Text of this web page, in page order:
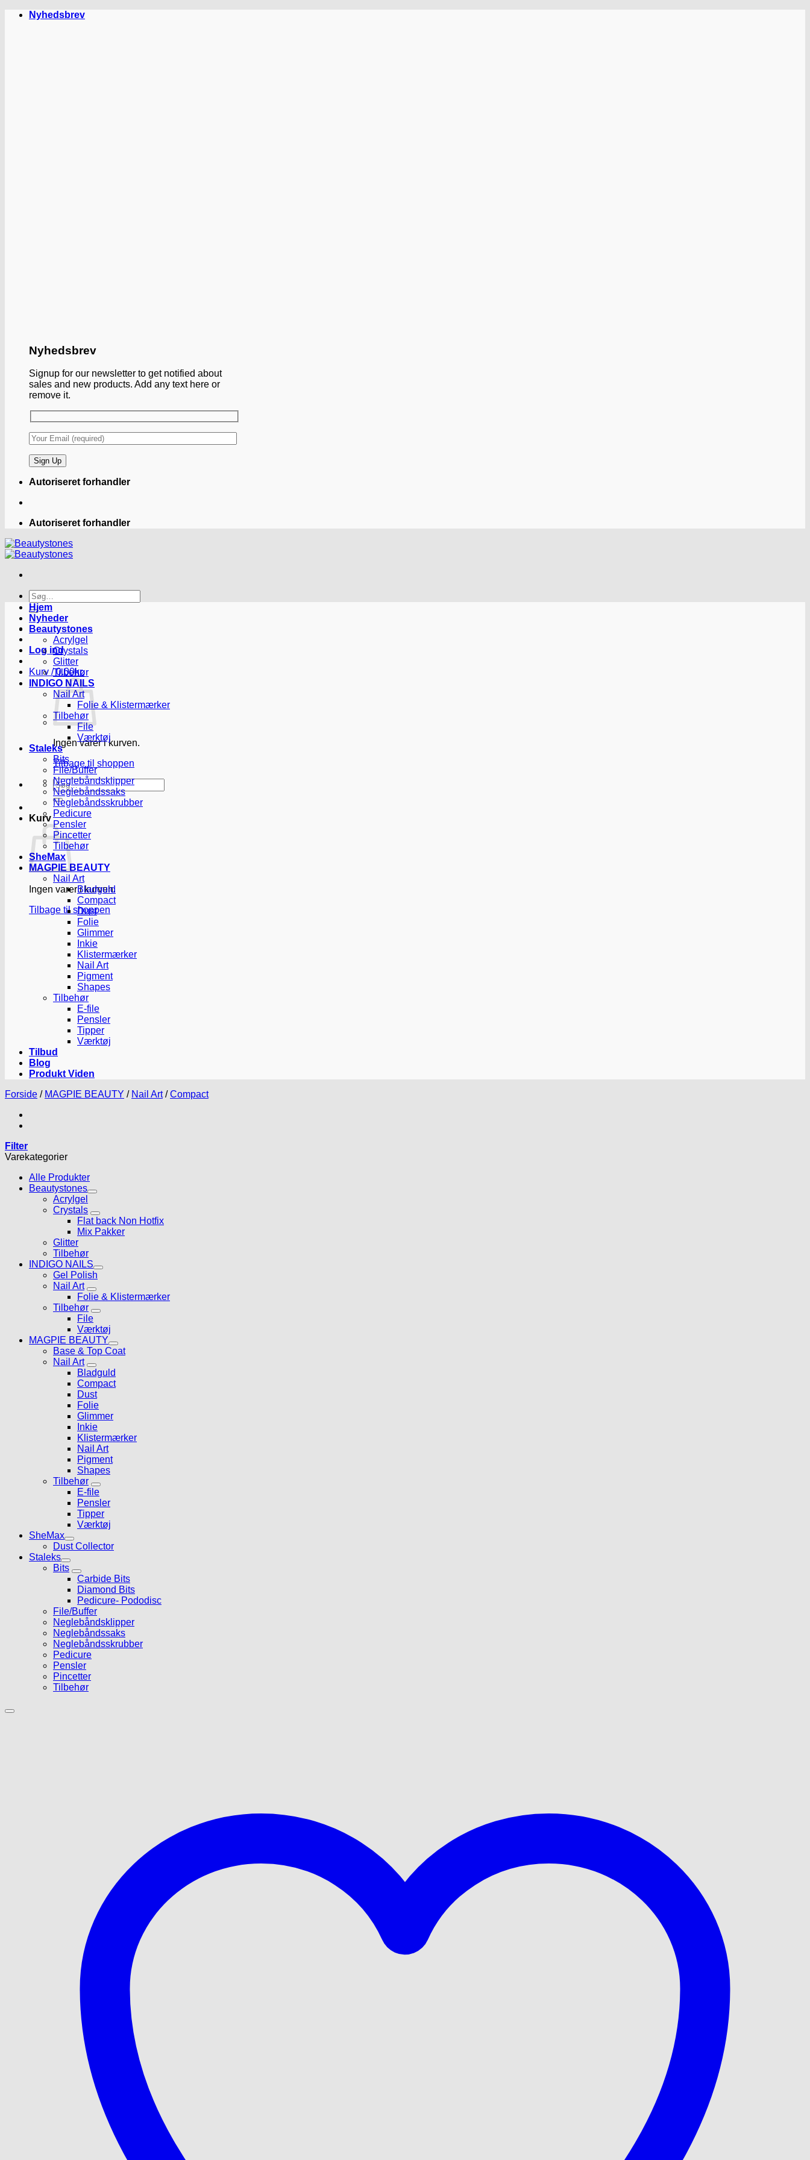
FortsætNyhedsbrev
Nyhedsbrev
Signup for our newsletter to get notified about
sales and new products. Add any text here or
remove it.
Autoriseret forhandler
Autoriseret forhandler
Søg
efter:
Log ind
Kurv /0.00kr.
Ingen varer i kurven.
Tilbage til shoppen
Søg
efter:
Kurv
Ingen varer i kurven.
Tilbage til shoppen
Hjem
Nyheder
Beautystones
Acrylgel
Crystals
Glitter
Tilbehør
INDIGO NAILS
Nail Art
Folie & Klistermærker
Tilbehør
File
Værktøj
Staleks
Bits
File/Buffer
Neglebåndsklipper
Neglebåndssaks
Neglebåndsskrubber
Pedicure
Pensler
Pincetter
Tilbehør
SheMax
MAGPIE BEAUTY
Nail Art
Bladguld
Compact
Dust
Folie
Glimmer
Inkie
Klistermærker
Nail Art
Pigment
Shapes
Tilbehør
E-file
Pensler
Tipper
Værktøj
Tilbud
Blog
Produkt Viden
Forside / MAGPIE BEAUTY / Nail Art / Compact
Filter
Varekategorier
Alle Produkter
Beautystones
Acrylgel
Crystals
Flat back Non Hotfix
Mix Pakker
Glitter
Tilbehør
INDIGO NAILS
Gel Polish
Nail Art
Folie & Klistermærker
Tilbehør
File
Værktøj
MAGPIE BEAUTY
Base & Top Coat
Nail Art
Bladguld
Compact
Dust
Folie
Glimmer
Inkie
Klistermærker
Nail Art
Pigment
Shapes
Tilbehør
E-file
Pensler
Tipper
Værktøj
SheMax
Dust Collector
Staleks
Bits
Carbide Bits
Diamond Bits
Pedicure- Pododisc
File/Buffer
Neglebåndsklipper
Neglebåndssaks
Neglebåndsskrubber
Pedicure
Pensler
Pincetter
Tilbehør